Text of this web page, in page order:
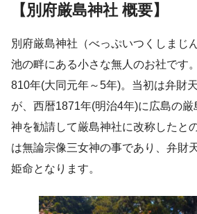
【別府厳島神社 概要】
別府厳島神社（べっぷいつくしまじ
池の畔にある小さな無人のお社です
810年(大同元年～5年)。当初は弁財
が、西暦1871年(明治4年)に広島の
神を勧請して厳島神社に改称したと
は無論宗像三女神の事であり、弁財
姫命となります。